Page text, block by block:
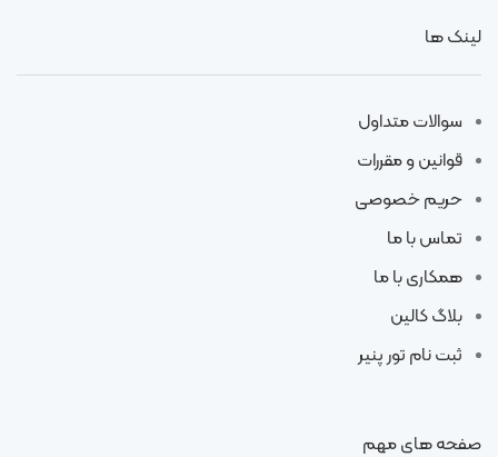
لینک ها
سوالات متداول
قوانین و مقررات
حریم خصوصی
تماس با ما
همکاری با ما
بلاگ کالین
ثبت نام تور پنیر
صفحه های مهم